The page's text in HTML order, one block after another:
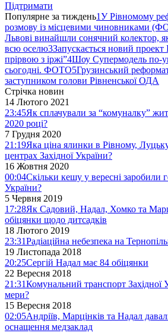
Підтримати
Популярне за тиждень1У Рівномому
розмову із місцевими
Львові винайшли сонячний колектор,
всю оселю3Запускається новий
прірвою з іржі”4Шоу Супермодель по-
сьогодні. ФОТО5Грузинський
заступником голови Рівненської ОДА
Стрічка новин
14 Лютого 2021
23:45Як сплачували за “комуналку”
2020 році?
7 Грудня 2020
21:19Яка ціна ялинки в Рівному,
центрах Західної України?
16 Жовтня 2020
00:04Скільки кешу у вересні заробили
України?
5 Червня 2019
17:28Як Садовий, Надал, Хомко та
обіцянки щодо дитсадків
18 Лютого 2019
23:31Радіаційна небезпека на
19 Листопада 2018
20:25Сергій Надал має 84 обіцянки
22 Вересня 2018
21:31Комунальний транспорт Західної
мери?
15 Вересня 2018
02:05Андріїв, Марцінків та Надал
оснащення медзаклад